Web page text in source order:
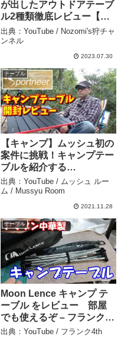
が出したアウトドアテーブ
ル2種類徹底レビュー【キ
ャンプ道具】【耐熱フィー
ルドテーブル】 –
Nozomi’s狩チャンネル
出典：YouTube / Nozomi's狩チャ
ンネル
2023.07.30
テーブル
【キャンプ】ムッシュ初の
案件に挑戦！キャンプテー
ブルを紹介する
【Sportneer】 – ムッシュ
ルーム / Mussyu Room
出典：YouTube / ムッシュ ルー
ム / Mussyu Room
2021.11.28
テーブル
Moon Lence キャンプ テ
ーブル をレビュー 部屋
でも使えるぞ – フランク
4th
出典：YouTube / フランク4th